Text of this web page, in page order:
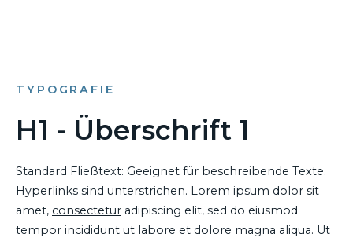
TYPOGRAFIE
H1 - Überschrift 1
Standard Fließtext: Geeignet für beschreibende Texte.
Hyperlinks sind unterstrichen. Lorem ipsum dolor sit
amet, consectetur adipiscing elit, sed do eiusmod
tempor incididunt ut labore et dolore magna aliqua. Ut